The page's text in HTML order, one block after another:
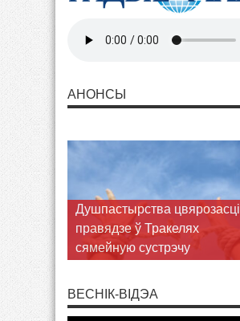
АНОНСЫ
Душпастырства цвярозасці
правядзе ў Тракелях
сямейную сустрэчу
ВЕСНІК-ВІДЭА